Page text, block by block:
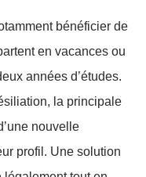
bénéficier de
en vacances ou
années d’études.
la principale
nouvelle
profil. Une solution